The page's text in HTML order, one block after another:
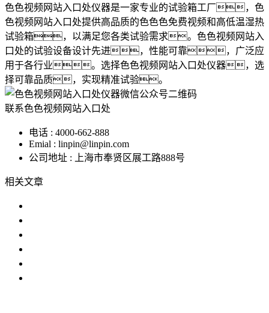
色色视频网站入口处仪器是一家专业的试验箱工厂，色
色视频网站入口处提供高品质的色色色免费视频和高低温湿热
试验箱，以满足您各类试验需求。色色视频网站入
口处的试验设备设计先进，性能可靠，广泛应
用于各行业。选择色色视频网站入口处仪器，选
择可靠品质，实现精准试验。
联系色色视频网站入口处
电话 : 4000-662-888
Emial : linpin@linpin.com
公司地址 : 上海市奉贤区展工路888号
相关文章